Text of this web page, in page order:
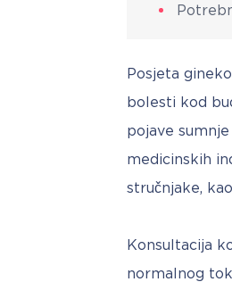
Posjeta
bolesti kod
pojave
medicinskih
stručnjake,
Konsultacija
normalnog